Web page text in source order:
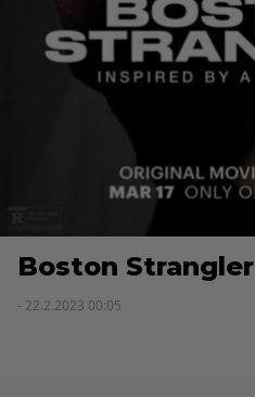
Boston Strangler
- 22.2.2023 00:05